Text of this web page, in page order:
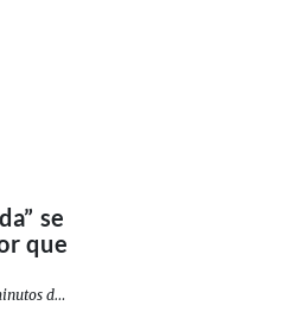
se
que
de lectura